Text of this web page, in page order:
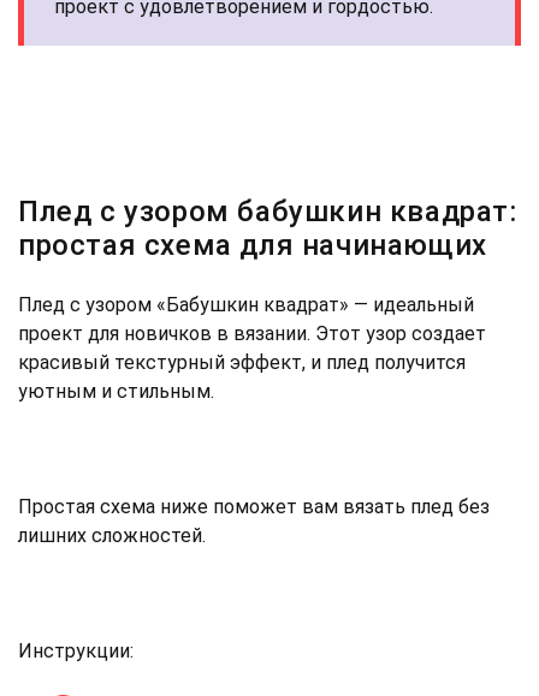
проект с удовлетворением и гордостью.
Плед с узором бабушкин квадрат:
простая схема для начинающих
Плед с узором «Бабушкин квадрат» — идеальный
проект для новичков в вязании. Этот узор создает
красивый текстурный эффект, и плед получится
уютным и стильным.
Простая схема ниже поможет вам вязать плед без
лишних сложностей.
Инструкции: